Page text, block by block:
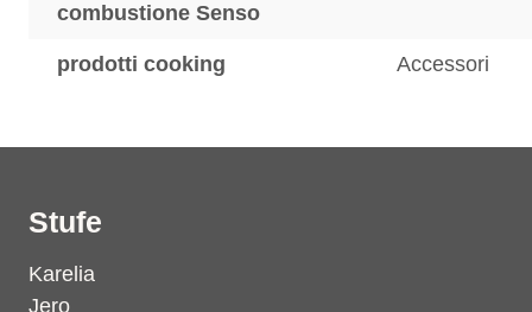
combustione Senso
prodotti cooking Accessori
Stufe
Karelia
Jero